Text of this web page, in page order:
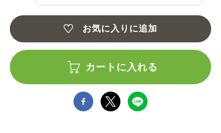
お気に入りに追加
カートに入れる